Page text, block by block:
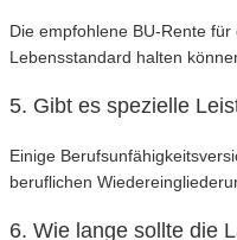
Die empfohlene BU-Rente
Lebensstandard halten
5. Gibt es spezielle
Einige
beruflichen
6. Wie lange sollte die